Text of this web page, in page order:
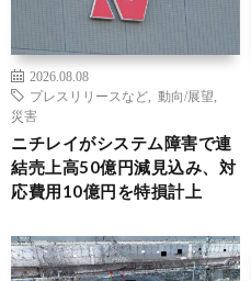
2026.08.08
プレスリリースなど
動向/展望
災害
ニチレイがシステム障害で連
結売上高50億円減見込み、対
応費用10億円を特損計上